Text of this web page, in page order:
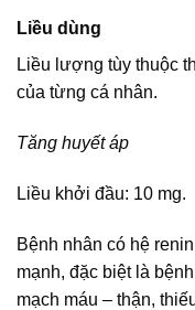
Liều dùng
Liều lượng tùy thuộc
của từng cá nhân.
Tăng huyết áp
Liều khởi đầu: 10 mg.
Bệnh nhân có hệ
mạnh, đặc biệt là
mạch máu – thận,